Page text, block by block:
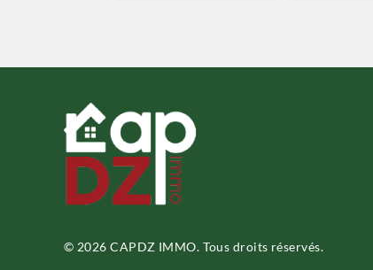
© 2026 CAPDZ IMMO. Tous droits réservés.